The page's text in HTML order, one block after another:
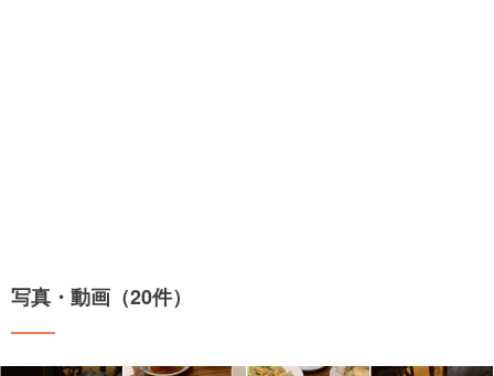
写真・動画（20件）